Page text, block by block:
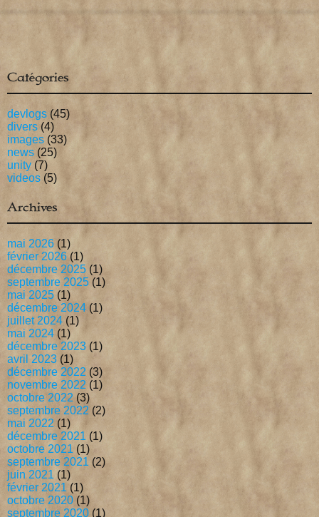
Catégories
devlogs (45)
divers (4)
images (33)
news (25)
unity (7)
videos (5)
Archives
mai 2026 (1)
février 2026 (1)
décembre 2025 (1)
septembre 2025 (1)
mai 2025 (1)
décembre 2024 (1)
juillet 2024 (1)
mai 2024 (1)
décembre 2023 (1)
avril 2023 (1)
décembre 2022 (3)
novembre 2022 (1)
octobre 2022 (3)
septembre 2022 (2)
mai 2022 (1)
décembre 2021 (1)
octobre 2021 (1)
septembre 2021 (2)
juin 2021 (1)
février 2021 (1)
octobre 2020 (1)
septembre 2020 (1)